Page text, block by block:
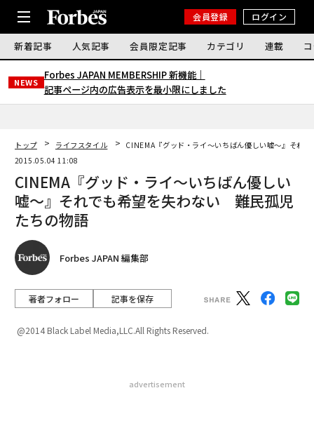
会員登録 ログイン
新着記事 人気記事 会員限定記事 カテゴリ 連載
NEWS
Forbes JAPAN MEMBERSHIP 新機能｜
記事ページ内の広告表示を最小限にしました
トップ ライフスタイル
CINEMA『グッド・ライ～いちばん優しい嘘～』それ
2015.05.04 11:08
CINEMA『グッド・ライ～いちばん優しい
嘘～』それでも希望を失わない 難民孤児
たちの物語
Forbes JAPAN 編集部
著者フォロー 記事を保存
@2014 Black Label Media,LLC.All Rights Reserved.
advertisement